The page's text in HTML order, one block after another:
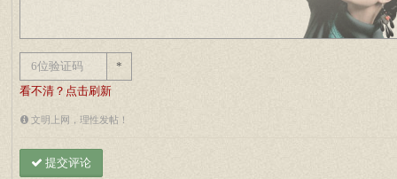
*
看不清？点击刷新
文明上网，理性发帖！
提交评论